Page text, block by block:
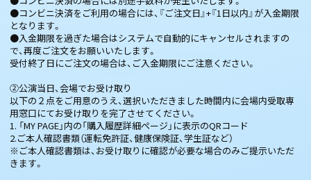
●コンビニ決済をご利用の場合には、『ご注文日』+『1日以内』が入金期限
となります。
●入金期限を過ぎた場合はシステムで自動的にキャンセルされますの
で、再度ご注文をお願いいたします。
受付終了日にご注文の場合は、ご入金期限にご注意ください。
②公演当日、会場でお受け取り
以下の２点をご用意のうえ、選択いただきました時間内に会場内受取専
用窓口にてお受け取りを完了させてください。
1. 「MY PAGE」内の「購入履歴詳細ページ」に表示のQRコード
2.ご本人確認書類（運転免許証、健康保険証、学生証など）
※ご本人確認書類は、お受け取りに確認が必要な場合のみご提示いただ
きます。